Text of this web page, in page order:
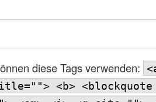
diese Tags verwenden:
<b>